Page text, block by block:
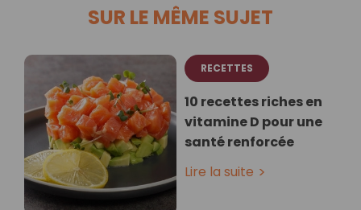
SUR LE MÊME SUJET
RECETTES
10 recettes riches en
vitamine D pour une
santé renforcée
Lire la suite